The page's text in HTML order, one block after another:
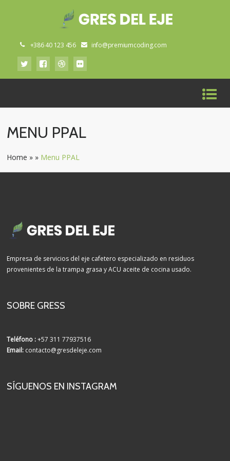
+386 40 123 456 info@premiumcoding.com
MENU PPAL
Home » » Menu PPAL
Empresa de servicios del eje cafetero especializado en residuos
provenientes de la trampa grasa y ACU aceite de cocina usado.
SOBRE GRESS
Teléfono :+57 311 77937516
Email: contacto@gresdeleje.com
SÍGUENOS EN INSTAGRAM